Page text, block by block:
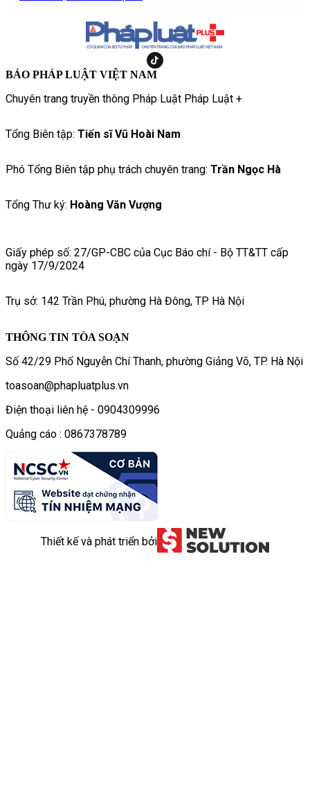
BÁO PHÁP LUẬT VIỆT NAM
Chuyên trang truyền thông Pháp Luật Pháp Luật +
Tổng Biên tập: Tiến sĩ Vũ Hoài Nam
Phó Tổng Biên tập phụ trách chuyên trang: Trần Ngọc Hà
Tổng Thư ký: Hoàng Văn Vượng
Giấy phép số: 27/GP-CBC của Cục Báo chí - Bộ TT&TT cấp
ngày 17/9/2024
Trụ sở: 142 Trần Phú, phường Hà Đông, TP Hà Nội
THÔNG TIN TÒA SOẠN
Số 42/29 Phố Nguyễn Chí Thanh, phường Giảng Võ, TP. Hà Nội
toasoan@phapluatplus.vn
Điện thoại liên hệ - 0904309996
Quảng cáo : 0867378789
Thiết kế và phát triển bởi